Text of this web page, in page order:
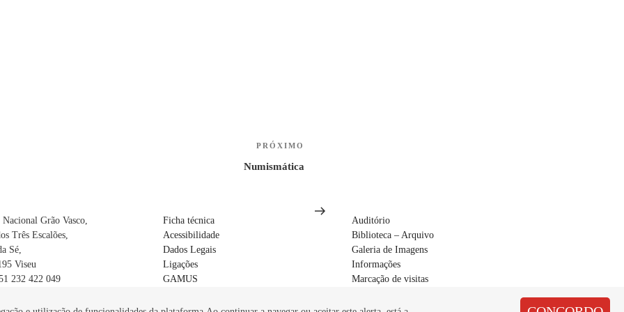
PRÓXIMO
Numismática
Nacional Grão Vasco,
Três Escalões,
Sé,
Viseu
232 422 049
Ficha técnica
Acessibilidade
Dados Legais
Ligações
GAMUS
Auditório
Biblioteca – Arquivo
Galeria de Imagens
Informações
Marcação de visitas